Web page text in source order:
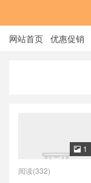
网站首页 优惠促销
 1
阅读(332)